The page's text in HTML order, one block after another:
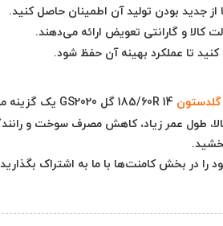
جدید بودن تولید آن اطمینان حاصل کنید.
کالاو گارانتی تعویض ارائه می‌دهند.
تا عملکرد بهینه آن حفظ شود.
یک گزینه
طول عمر زیاد، کاهش مصرف سوخت و
را در بخش کامنت‌ها با ما به اشتراک